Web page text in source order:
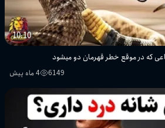
10:10
که در موقع خطر قهرمان دو میشود
6149 4 ماه پیش